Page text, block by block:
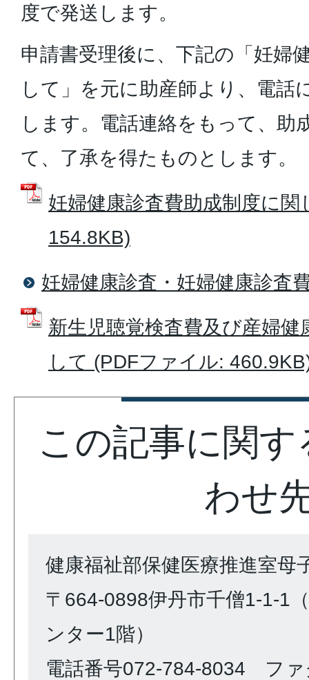
度で発送します。
申請書受理後に、下記の「妊婦
して」を元に助産師より、電話
します。電話連絡をもって、助
て、了承を得たものとします。
妊婦健康診査費助成制度に
154.8KB)
妊婦健康診査・妊婦健康診査
新生児聴覚検査費及び産婦健
して (PDFファイル:
この記事に関
わせ
健康福祉部保健医療推進室母
〒664-0898伊丹市千僧1-1-1
ンター1階）
電話番号072-784-8034 ファ